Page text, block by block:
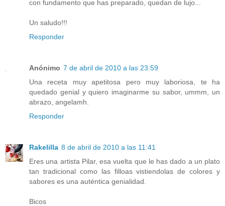
con fundamento que has preparado, quedan de lujo...
Un saludo!!!
Responder
Anónimo 7 de abril de 2010 a las 23:59
Una receta muy apetitosa pero muy laboriosa, te ha
quedado genial y quiero imaginarme su sabor, ummm, un
abrazo, angelamh.
Responder
Rakelilla 8 de abril de 2010 a las 11:41
Eres una artista Pilar, esa vuelta que le has dado a un plato
tan tradicional como las filloas vistiendolas de colores y
sabores es una auténtica genialidad.
Bicos